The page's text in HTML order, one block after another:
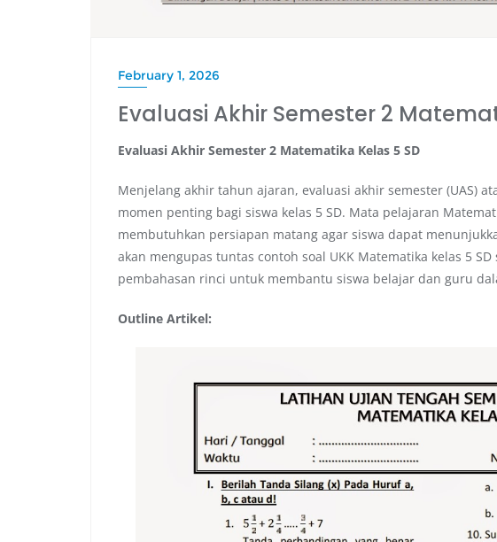
February 1, 2026
Evaluasi Akhir Semester 2
Evaluasi Akhir Semester 2 Matematika Kelas 5 SD
Menjelang akhir tahun ajaran, evaluasi akhir semester (UAS)
momen penting bagi siswa kelas 5 SD. Mata pelajaran
membutuhkan persiapan matang agar siswa dapat
akan mengupas tuntas contoh soal UKK Matematika kelas 5
pembahasan rinci untuk membantu siswa belajar dan guru
Outline Artikel: